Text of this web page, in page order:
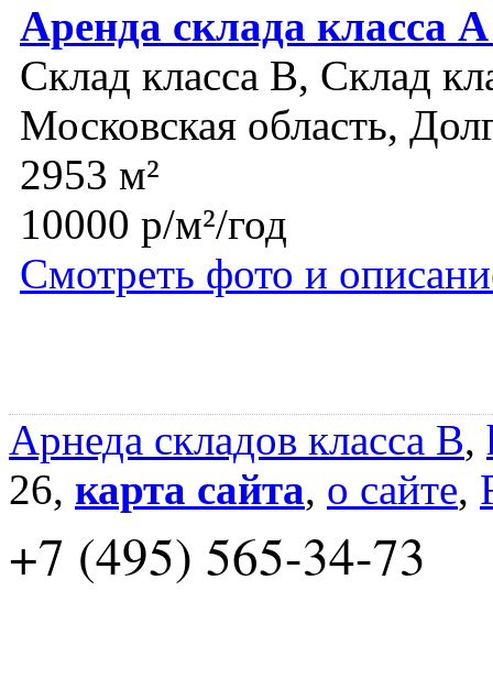
Аренда склада класса
Склад класса B, Склад
Московская область,
2953 м²
10000 р/м²/год
Смотреть фото и
Арнеда складов класса B,
26, карта сайта, о сайте,
+7 (495) 565-34-73